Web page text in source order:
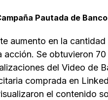
Pautada de
aumento en la
acción. Se obtuvieron
del Video de
comprada en
el contenido